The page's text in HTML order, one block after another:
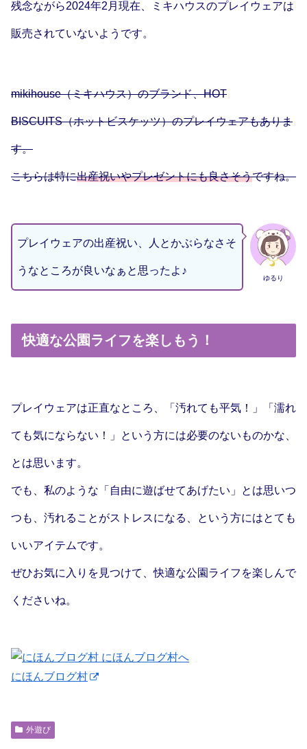
残念ながら2024年2月現在、ミキハウスのプレイウェアは
販売されていないようです。
mikihouse（ミキハウス）のブランド、HOT
BISCUITS（ホットビスケッツ）のプレイウェアもありま
す。
こちらは特に出産祝いやプレゼントにも良さそうですね。
ゆるり
プレイウェアの出産祝い、人とかぶらなさそ
うなところが良いなぁと思ったよ♪
快適な公園ライフを楽しもう！
プレイウェアは正直なところ、「汚れても平気！」「濡れ
ても気にならない！」という方には必要のないものかな、
とは思います。
でも、私のような「自由に遊ばせてあげたい」とは思いつ
つも、汚れることがストレスになる、という方にはとても
いいアイテムです。
ぜひお気に入りを見つけて、快適な公園ライフを楽しんで
くださいね。
にほんブログ村
外遊び